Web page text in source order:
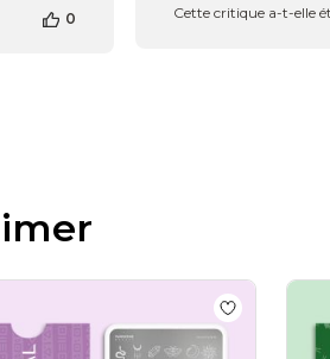
0 Cette critique a-t-elle
Portofino - Plaque StampingAdd to